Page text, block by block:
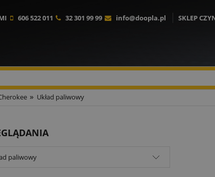
606 522 011 32 301 99 99 info@doopla.pl SKLEP
» Układ paliwowy
paliwowy